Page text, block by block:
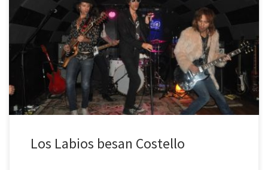
Una vez me dijeron que para diferenciar el rock del pop debía
fijarme en el sonido. Si era alegre, positivo, que entraban ganas
de acompañarlo con palmas o cantarlo, era sin duda pop. El rock,
decían, tiene que ser guarro, aunque no entiendas la letra ha de
sonarte sucio al […]
Los Labios besan Costello